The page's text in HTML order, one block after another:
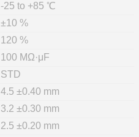
-25 to +85 ℃
±10 %
120 %
100 MΩ·μF
STD
4.5 ±0.40 mm
3.2 ±0.30 mm
2.5 ±0.20 mm